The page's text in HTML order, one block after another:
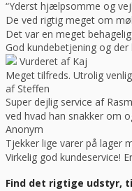
“Yderst hjælpsomme og
De ved rigtig meget om
Det var en meget
God kundebetjening og
Vurderet af Kaj
Meget tilfreds. Utrolig
af Steffen
Super dejlig service af
ved hvad han snakker om
Anonym
Tjekker lige varer på lager
Virkelig god kundeservice!
Find det rigtige udstyr,